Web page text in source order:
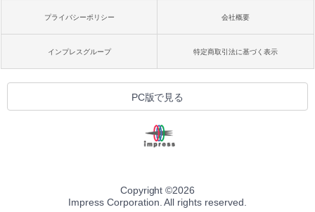
プライバシーポリシー 会社概要
インプレスグループ 特定商取引法に基づく表示
PC版で見る
Copyright ©2026
Impress Corporation. All rights reserved.